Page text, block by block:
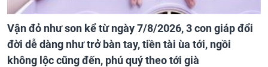
Vận đỏ như son kể từ ngày 7/8/2026, 3 con giáp đổi
đời dễ dàng như trở bàn tay, tiền tài ùa tới, ngồi
không lộc cũng đến, phú quý theo tới già